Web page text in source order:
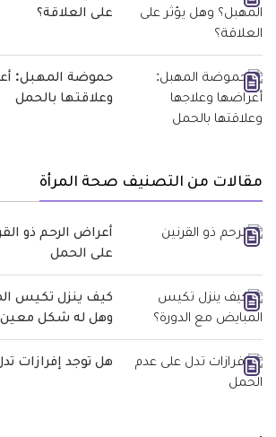
على العلاقة؟
حموضة المهبل:
وعلاقتها بالحمل
مقالات من التصنيف صحة المرأة
أعراض الرحم ذو
على الحمل
كيف ينزل تكيس
وهل له شكل
هل توجد إفرازات